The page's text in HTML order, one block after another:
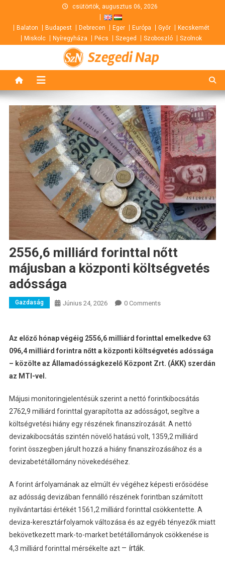
content
csütörtök, augusztus 06, 2026
Balaton Budapest Debrecen Eger Európa Győr
Kecskemét
Miskolc
Nyíregyháza Pécs Szeged Szoboszló Szolnok
Szegedi Nap
2556,6 milliárd forinttal nőtt
májusban a központi költségvetés
adóssága
Gazdaság Június 24, 2026 0 Comments
Az előző hónap végéig 2556,6 milliárd forinttal emelkedve 63
096,4 milliárd forintra nőtt a központi költségvetés adóssága
– közölte az Államadósságkezelő Központ Zrt. (ÁKK) szerdán
az MTI-vel.
Májusi monitoringjelentésük szerint a nettó forintkibocsátás
2762,9 milliárd forinttal gyarapította az adósságot, segítve a
költségvetési hiány egy részének finanszírozását. A nettó
devizakibocsátás szintén növelő hatású volt, 1359,2 milliárd
forint összegben járult hozzá a hiány finanszírozásához és a
devizabetétállomány növekedéséhez.
A forint árfolyamának az elmúlt év végéhez képesti erősödése
az adósság devizában fennálló részének forintban számított
nyilvántartási értékét 1561,2 milliárd forinttal csökkentette. A
deviza-keresztárfolyamok változása és az egyéb tényezők miatt
bekövetkezett mark-to-market betétállományok csökkenése is
4,3 milliárd forinttal mérsékelte azt – írták.